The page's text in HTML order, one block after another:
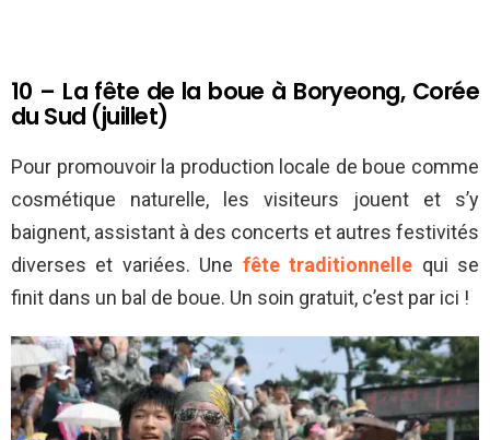
10 – La fête de la boue à Boryeong, Corée
du Sud (juillet)
Pour promouvoir la production locale de boue comme
cosmétique naturelle, les visiteurs jouent et s’y
baignent, assistant à des concerts et autres festivités
diverses et variées. Une fête traditionnelle qui se
finit dans un bal de boue. Un soin gratuit, c’est par ici !